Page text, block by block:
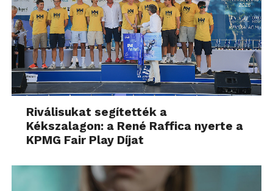
Riválisukat segítették a
Kékszalagon: a René Raffica nyerte a
KPMG Fair Play Díjat